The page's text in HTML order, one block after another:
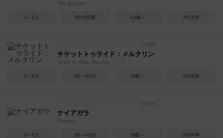
The Grizzled
2～5人 30分前後 14歳～ 2015年
チケットトゥライド：メルクリン
Ticket to Ride: Maerklin
2～5人 30～60分 8歳～ 2006年
ナイアガラ
Niagara
3～5人 30～45分 8歳～ 2004年